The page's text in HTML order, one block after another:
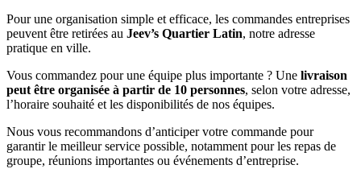
Pour une organisation simple et efficace, les commandes entreprises
peuvent être retirées au Jeev’s Quartier Latin, notre adresse
pratique en ville.
Vous commandez pour une équipe plus importante ? Une livraison
peut être organisée à partir de 10 personnes, selon votre adresse,
l’horaire souhaité et les disponibilités de nos équipes.
Nous vous recommandons d’anticiper votre commande pour
garantir le meilleur service possible, notamment pour les repas de
groupe, réunions importantes ou événements d’entreprise.